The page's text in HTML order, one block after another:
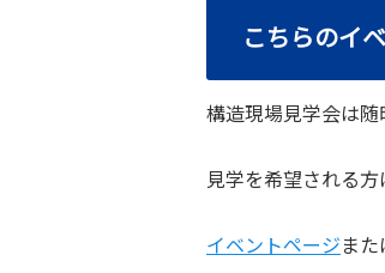
こちらのイ
構造現場見学会は随
見学を希望される方
イベントページ また